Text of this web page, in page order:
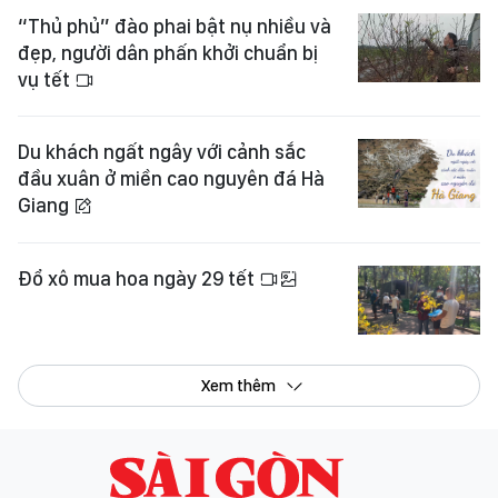
“Thủ phủ” đào phai bật nụ nhiều và
đẹp, người dân phấn khởi chuẩn bị
vụ tết
Du khách ngất ngây với cảnh sắc
đầu xuân ở miền cao nguyên đá Hà
Giang
Đổ xô mua hoa ngày 29 tết
Xem thêm